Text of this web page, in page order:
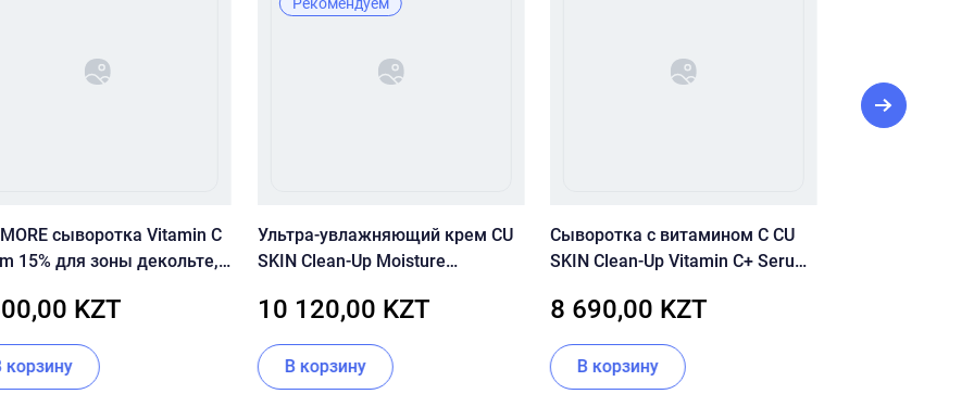
MORE сыворотка Vitamin C
15% для зоны декольте,
KZT
В корзину
Ультра-увлажняющий крем CU
SKIN Clean-Up Moisture
10 120,00 KZT
В корзину
Сыворотка с витамином С CU
SKIN Clean-Up Vitamin C+ Serum
8 690,00 KZT
В корзину